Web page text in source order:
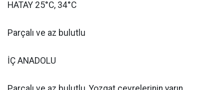
HATAY 25°C, 34°C
Parçalı ve az bulutlu
İÇ ANADOLU